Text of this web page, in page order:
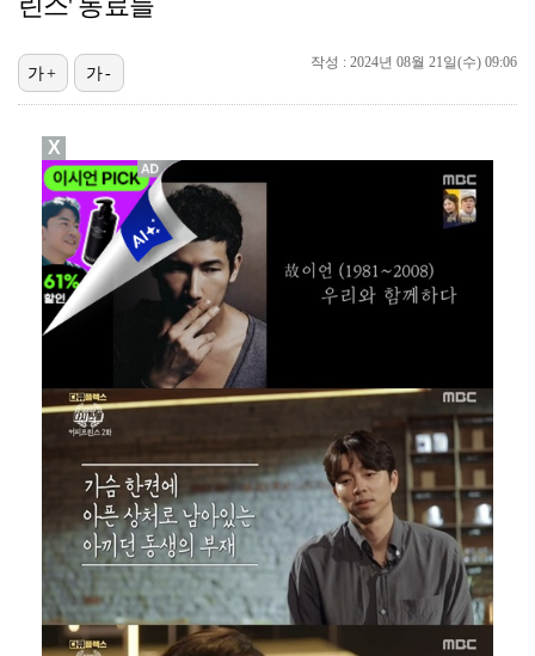
진세연, 전속계약 종료…FA 시장 나왔다 [공식]
폭발물 지킨 안보현, '악마 교관' 정은채와 재회(재벌…
'1라운드 115위' 김민별, 2라운드 7타 줄이며 7…
작성 : 2024년 08월 21일(수) 09:06
가+ 가-
X